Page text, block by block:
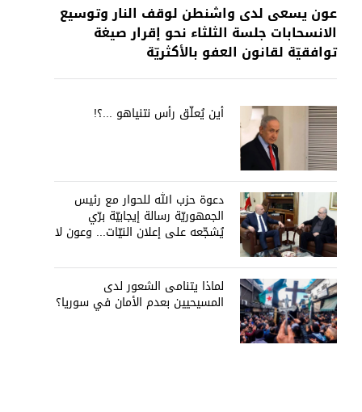
عون يسعى لدى واشنطن لوقف النار وتوسيع
الانسحابات جلسة الثلثاء نحو إقرار صيغة
توافقيّة لقانون العفو بالأكثريّة
أين يُعلّق رأس نتنياهو ...؟!
دعوة حزب الله للحوار مع رئيس
الجمهوريّة رسالة إيجابيّة برّي
يُشجّعه على إعلان النيّات... وعون لا
لماذا يتنامى الشعور لدى
المسيحيين بعدم الأمان في سوريا؟